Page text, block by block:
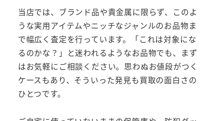
当店では、ブランド品や貴金属に限らず、このよ
うな実用アイテムやニッチなジャンルのお品物ま
で幅広く査定を行っています。「これは対象にな
るのかな？」と迷われるようなお品物でも、まず
はお気軽にご相談ください。思わぬお値段がつく
ケースもあり、そういった発見も買取の面白さの
ひとつです。